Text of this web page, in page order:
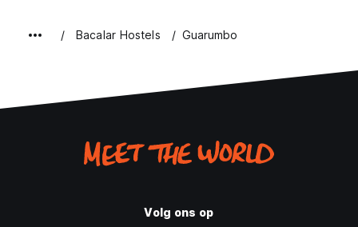
Bacalar Hostels Guarumbo
Volg ons op